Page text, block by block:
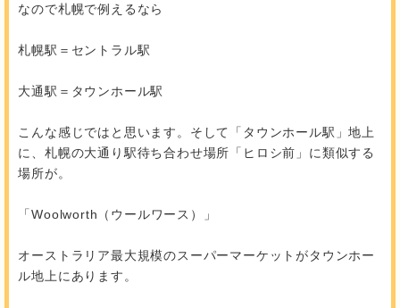
なので札幌で例えるなら
札幌駅＝セントラル駅
大通駅＝タウンホール駅
こんな感じではと思います。そして「タウンホール駅」地上
に、札幌の大通り駅待ち合わせ場所「ヒロシ前」に類似する
場所が。
「Woolworth（ウールワース）」
オーストラリア最大規模のスーパーマーケットがタウンホー
ル地上にあります。